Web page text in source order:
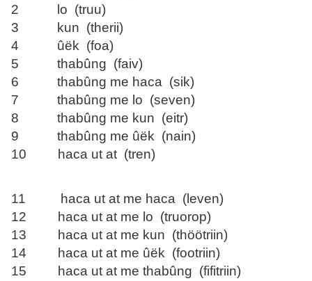
2 lo (truu)
3 kun (therii)
4 ûëk (foa)
5 thabûng (faiv)
6 thabûng me haca (sik)
7 thabûng me lo (seven)
8 thabûng me kun (eitr)
9 thabûng me ûëk (nain)
10 haca ut at (tren)
11 haca ut at me haca (leven)
12 haca ut at me lo (truorop)
13 haca ut at me kun (thöötriin)
14 haca ut at me ûëk (footriin)
15 haca ut at me thabûng (fifitriin)